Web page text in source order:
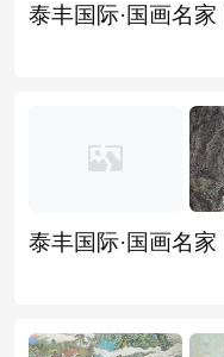
泰丰国际·国画名